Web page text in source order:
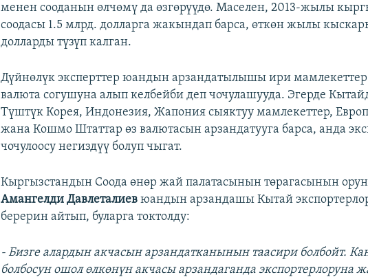
менен сооданын өлчөмү да өзгөрүүдө. Маселен, 2013-жылы
соодасы 1.5 млрд. долларга жакындап барса, өткөн жылы
долларды түзүп калган.
Дүйнөлүк эксперттер юандын арзандатылышы ири мамлекеттер
валюта согушуна алып келбейби деп чочулашууда. Эгерде
Түштүк Корея, Индонезия, Жапония сыяктуу мамлекеттер,
жана Кошмо Штаттар өз валютасын арзандатууга барса, анда
чочулоосу негиздүү болуп чыгат.
Кыргызстандын Соода өнөр жай палатасынын төрагасынын
Амангелди Давлеталиевюандын арзандашы Кытай
берерин айтып, буларга токтолду:
- Бизге алардын акчасын арзандатканынын таасири болбойт.
болбосун ошол өлкөнүн акчасы арзандаганда экспортерлоруна